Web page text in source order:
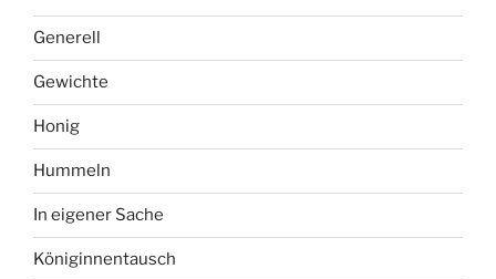
Generell
Gewichte
Honig
Hummeln
In eigener Sache
Königinnentausch